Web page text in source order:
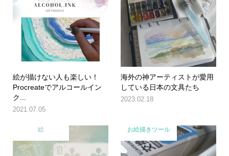
絵が描けない人も楽しい！
Procreateでアルコールイン
ク...
2021.07.05
海外の神アーティストが愛用
している日本の文具たち
2023.02.18
絵 お絵描きツール